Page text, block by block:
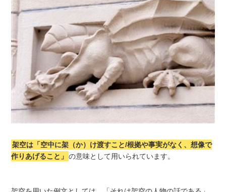
架空は「空中に架（か）け渡すこと/根拠や事実がなく、想像で
作りあげること」 の意味として用いられています。